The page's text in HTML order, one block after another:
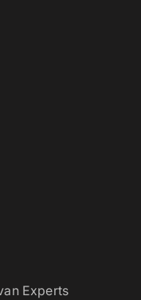
Experts